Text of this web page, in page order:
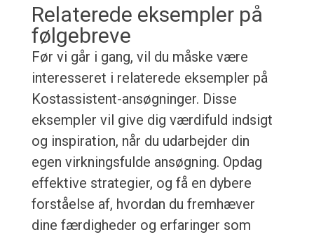
Relaterede eksempler på
følgebreve
Før vi går i gang, vil du måske være
interesseret i relaterede eksempler på
Kostassistent-ansøgninger. Disse
eksempler vil give dig værdifuld indsigt
og inspiration, når du udarbejder din
egen virkningsfulde ansøgning. Opdag
effektive strategier, og få en dybere
forståelse af, hvordan du fremhæver
dine færdigheder og erfaringer som